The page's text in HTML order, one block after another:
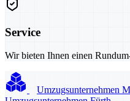
Service
Wir bieten Ihnen einen
Umzugsunternehmen